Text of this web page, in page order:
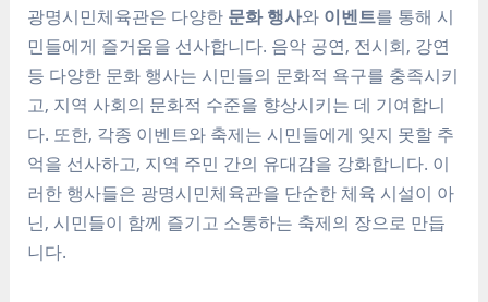
광명시민체육관은 다양한 문화 행사와 이벤트를 통해 시
민들에게 즐거움을 선사합니다. 음악 공연, 전시회, 강연
등 다양한 문화 행사는 시민들의 문화적 욕구를 충족시키
고, 지역 사회의 문화적 수준을 향상시키는 데 기여합니
다. 또한, 각종 이벤트와 축제는 시민들에게 잊지 못할 추
억을 선사하고, 지역 주민 간의 유대감을 강화합니다. 이
러한 행사들은 광명시민체육관을 단순한 체육 시설이 아
닌, 시민들이 함께 즐기고 소통하는 축제의 장으로 만듭
니다.